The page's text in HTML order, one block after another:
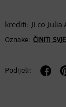
krediti: JLco
Oznake: ČINITI
Podijeli: